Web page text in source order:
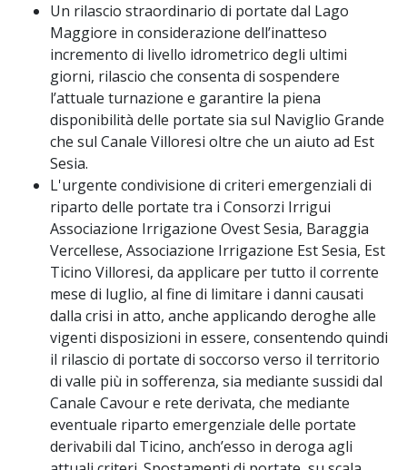
Un rilascio straordinario di portate dal Lago
Maggiore in considerazione dell’inatteso
incremento di livello idrometrico degli ultimi
giorni, rilascio che consenta di sospendere
l’attuale turnazione e garantire la piena
disponibilità delle portate sia sul Naviglio Grande
che sul Canale Villoresi oltre che un aiuto ad Est
Sesia.
L'urgente condivisione di criteri emergenziali di
riparto delle portate tra i Consorzi Irrigui
Associazione Irrigazione Ovest Sesia, Baraggia
Vercellese, Associazione Irrigazione Est Sesia, Est
Ticino Villoresi, da applicare per tutto il corrente
mese di luglio, al fine di limitare i danni causati
dalla crisi in atto, anche applicando deroghe alle
vigenti disposizioni in essere, consentendo quindi
il rilascio di portate di soccorso verso il territorio
di valle più in sofferenza, sia mediante sussidi dal
Canale Cavour e rete derivata, che mediante
eventuale riparto emergenziale delle portate
derivabili dal Ticino, anch’esso in deroga agli